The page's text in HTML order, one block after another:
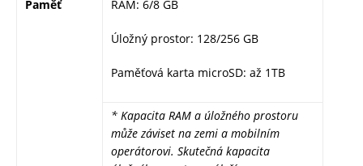
Paměť
RAM: 6/8 GB
Úložný prostor: 128/256 GB
Paměťová karta microSD: až 1TB
* Kapacita RAM a úložného prostoru
může záviset na zemi a mobilním
operátorovi. Skutečná kapacita